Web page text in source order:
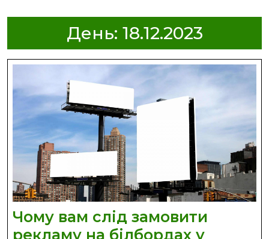
День: 18.12.2023
Чому вам слід замовити
рекламу на білбордах у